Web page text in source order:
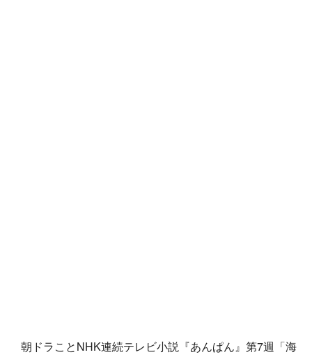
朝ドラことNHK連続テレビ小説『あんぱん』第7週「海